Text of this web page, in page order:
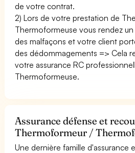
de votre contrat.
2) Lors de votre prestation de
Thermoformeuse vous rendez
des malfaçons et votre client
des dédommagements => Cela
votre assurance RC
Thermoformeuse.
Assurance défense et
Thermoformeur /
Une dernière famille d'assurance